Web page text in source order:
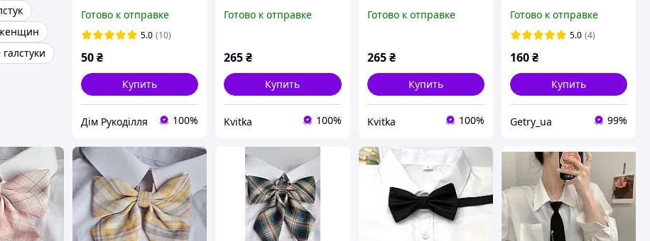
женщин
галстук Галстук-бабочка
черный Бабочка
Готово к отправке
5.0 (10)
50₴
Купить
Дім Рукоділля 100%
Готово к отправке
265₴
Купить
Kvitka 100%
бусинами и цепочками
Готово к отправке
265 ₴
Купить
Kvitka 100%
Готово к отправке
5.0 (4)
160₴
Купить
Getry_ua 99%